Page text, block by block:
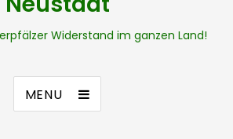
Widerstand im ganzen Land!
MENU